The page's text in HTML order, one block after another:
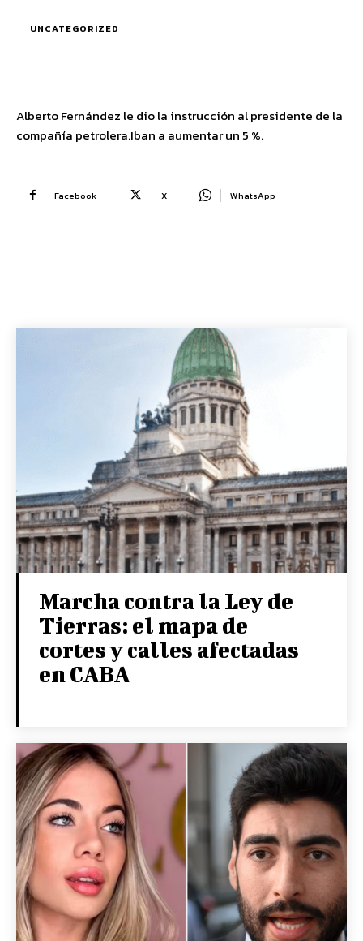
UNCATEGORIZED
Alberto Fernández le dio la instrucción al presidente de la
compañía petrolera.Iban a aumentar un 5 %.
Facebook X WhatsApp
Marcha contra la Ley de
Tierras: el mapa de
cortes y calles afectadas
en CABA